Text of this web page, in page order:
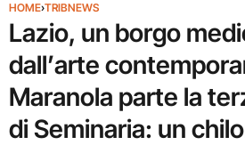
HOME›TRIBNEWS
Lazio, un borgo
dall’arte
Maranola parte la
di Seminaria: un